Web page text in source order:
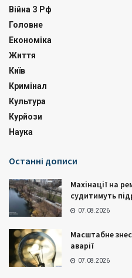
Війна З Рф
Головне
Економіка
Життя
Київ
Кримінал
Культура
Курйози
Наука
Останні дописи
Махінації на
судитимуть
07.08.2026
Масштабне
аварії
07.08.2026